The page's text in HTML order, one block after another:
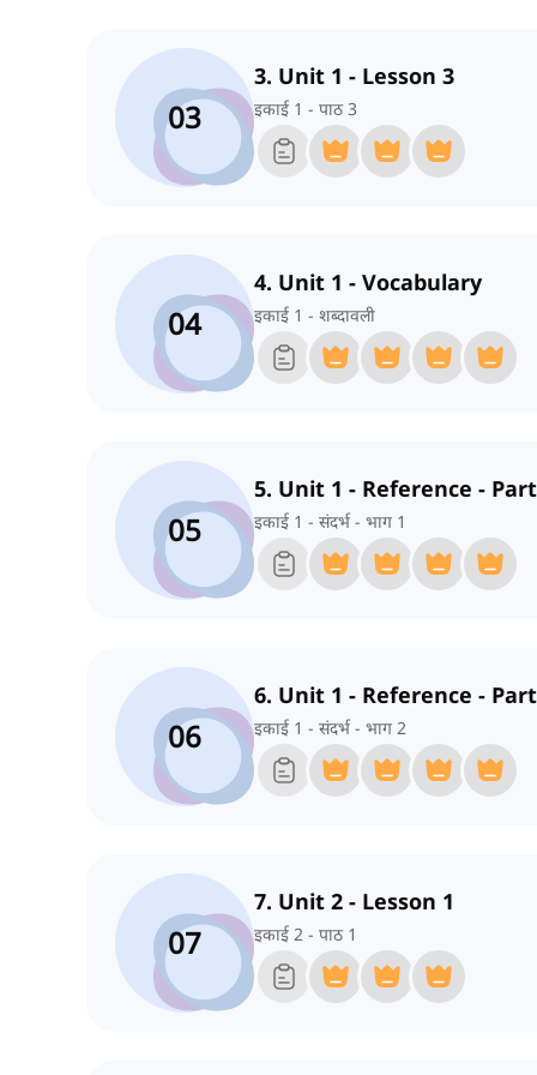
03
3. Unit 1 - Lesson 3
इकाई 1 - पाठ 3
04
4. Unit 1 - Vocabulary
इकाई 1 - शब्दावली
05
5. Unit 1 - Reference -
इकाई 1 - संदर्भ - भाग 1
06
6. Unit 1 - Reference -
इकाई 1 - संदर्भ - भाग 2
07
7. Unit 2 - Lesson 1
इकाई 2 - पाठ 1